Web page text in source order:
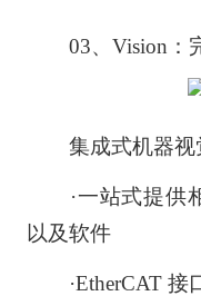
03、Vision：
集成式机器视
·一站式提供相
以及软件
·EtherCAT 接